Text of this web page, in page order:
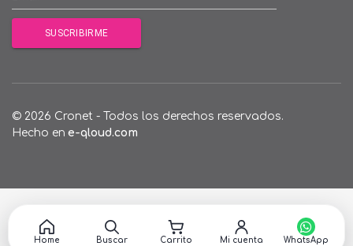
© 2026 Cronet - Todos los derechos reservados.
Hecho en e-qloud.com
Home Buscar Carrito Mi cuenta